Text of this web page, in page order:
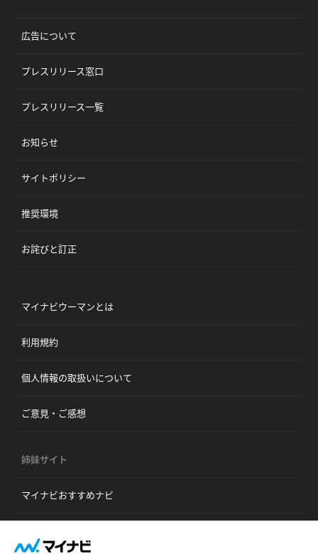
広告について
プレスリリース窓口
プレスリリース一覧
お知らせ
サイトポリシー
推奨環境
お詫びと訂正
マイナビウーマンとは
利用規約
個人情報の取扱いについて
ご意見・ご感想
姉妹サイト
マイナビおすすめナビ